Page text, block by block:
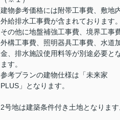
建物参考価格には附帯工事費、敷地
外給排水工事費が含まれております
その他に地盤補強工事費、境界工事
外構工事費、照明器具工事費、水道
金、排水施設使用料等が別途必要と
ます。
参考プランの建物仕様は「未来家
PLUS」となります。
2号地は建築条件付き土地となりま